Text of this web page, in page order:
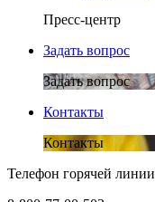
Пресс-центр
Задать вопрос
Задать вопрос
Контакты
Контакты
Телефон горячей линии